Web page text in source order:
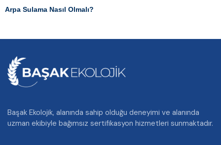
Arpa Sulama Nasıl Olmalı?
Başak Ekolojik, alanında sahip olduğu deneyimi ve alanında
uzman ekibiyle bağımsız sertifikasyon hizmetleri sunmaktadır.